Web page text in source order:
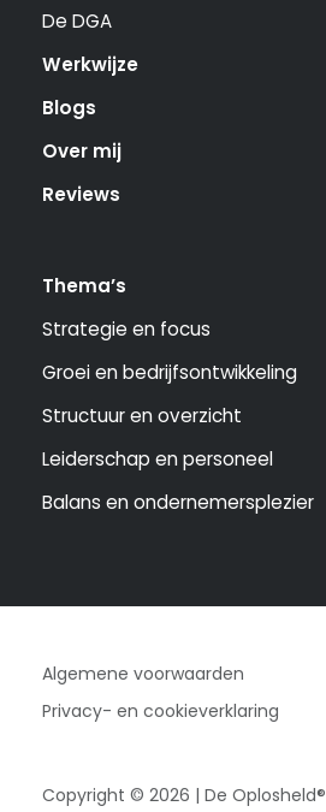
De DGA
Werkwijze
Blogs
Over mij
Reviews
Thema’s
Strategie en focus
Groei en bedrijfsontwikkeling
Structuur en overzicht
Leiderschap en personeel
Balans en ondernemersplezier
Algemene voorwaarden
Privacy- en cookieverklaring
Copyright © 2026 | De Oplosheld®